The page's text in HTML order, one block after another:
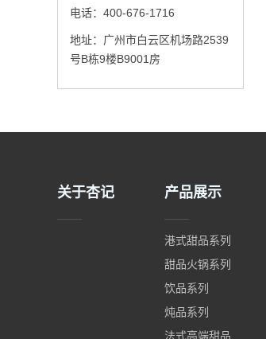
电话：400-676-1716
地址：广州市白云区机场路2539
号B栋9楼B9001房
关于杏记 产品展示
港式甜品系列
甜品火锅系列
饮品系列
炖品系列
法式高端甜品